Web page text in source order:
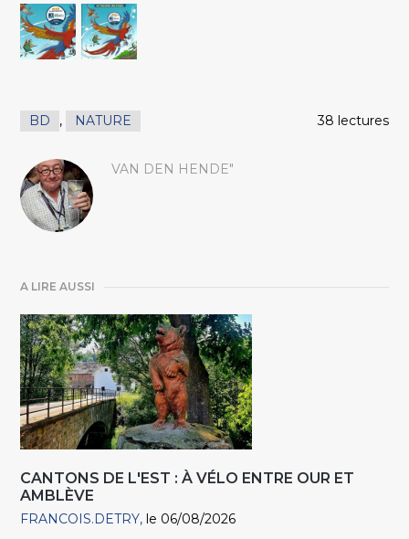
BD , NATURE 38 lectures
VAN DEN HENDE"
A LIRE AUSSI
CANTONS DE L'EST : À VÉLO ENTRE OUR ET
AMBLÈVE
FRANCOIS.DETRY le 06/08/2026